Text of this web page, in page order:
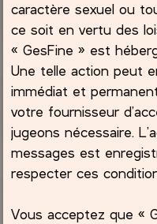
caractère sexuel ou
ce soit en vertu des
« GesFine » est
Une telle action peut
immédiat et
votre fournisseur
jugeons nécessaire.
messages est
respecter ces
Vous acceptez que «